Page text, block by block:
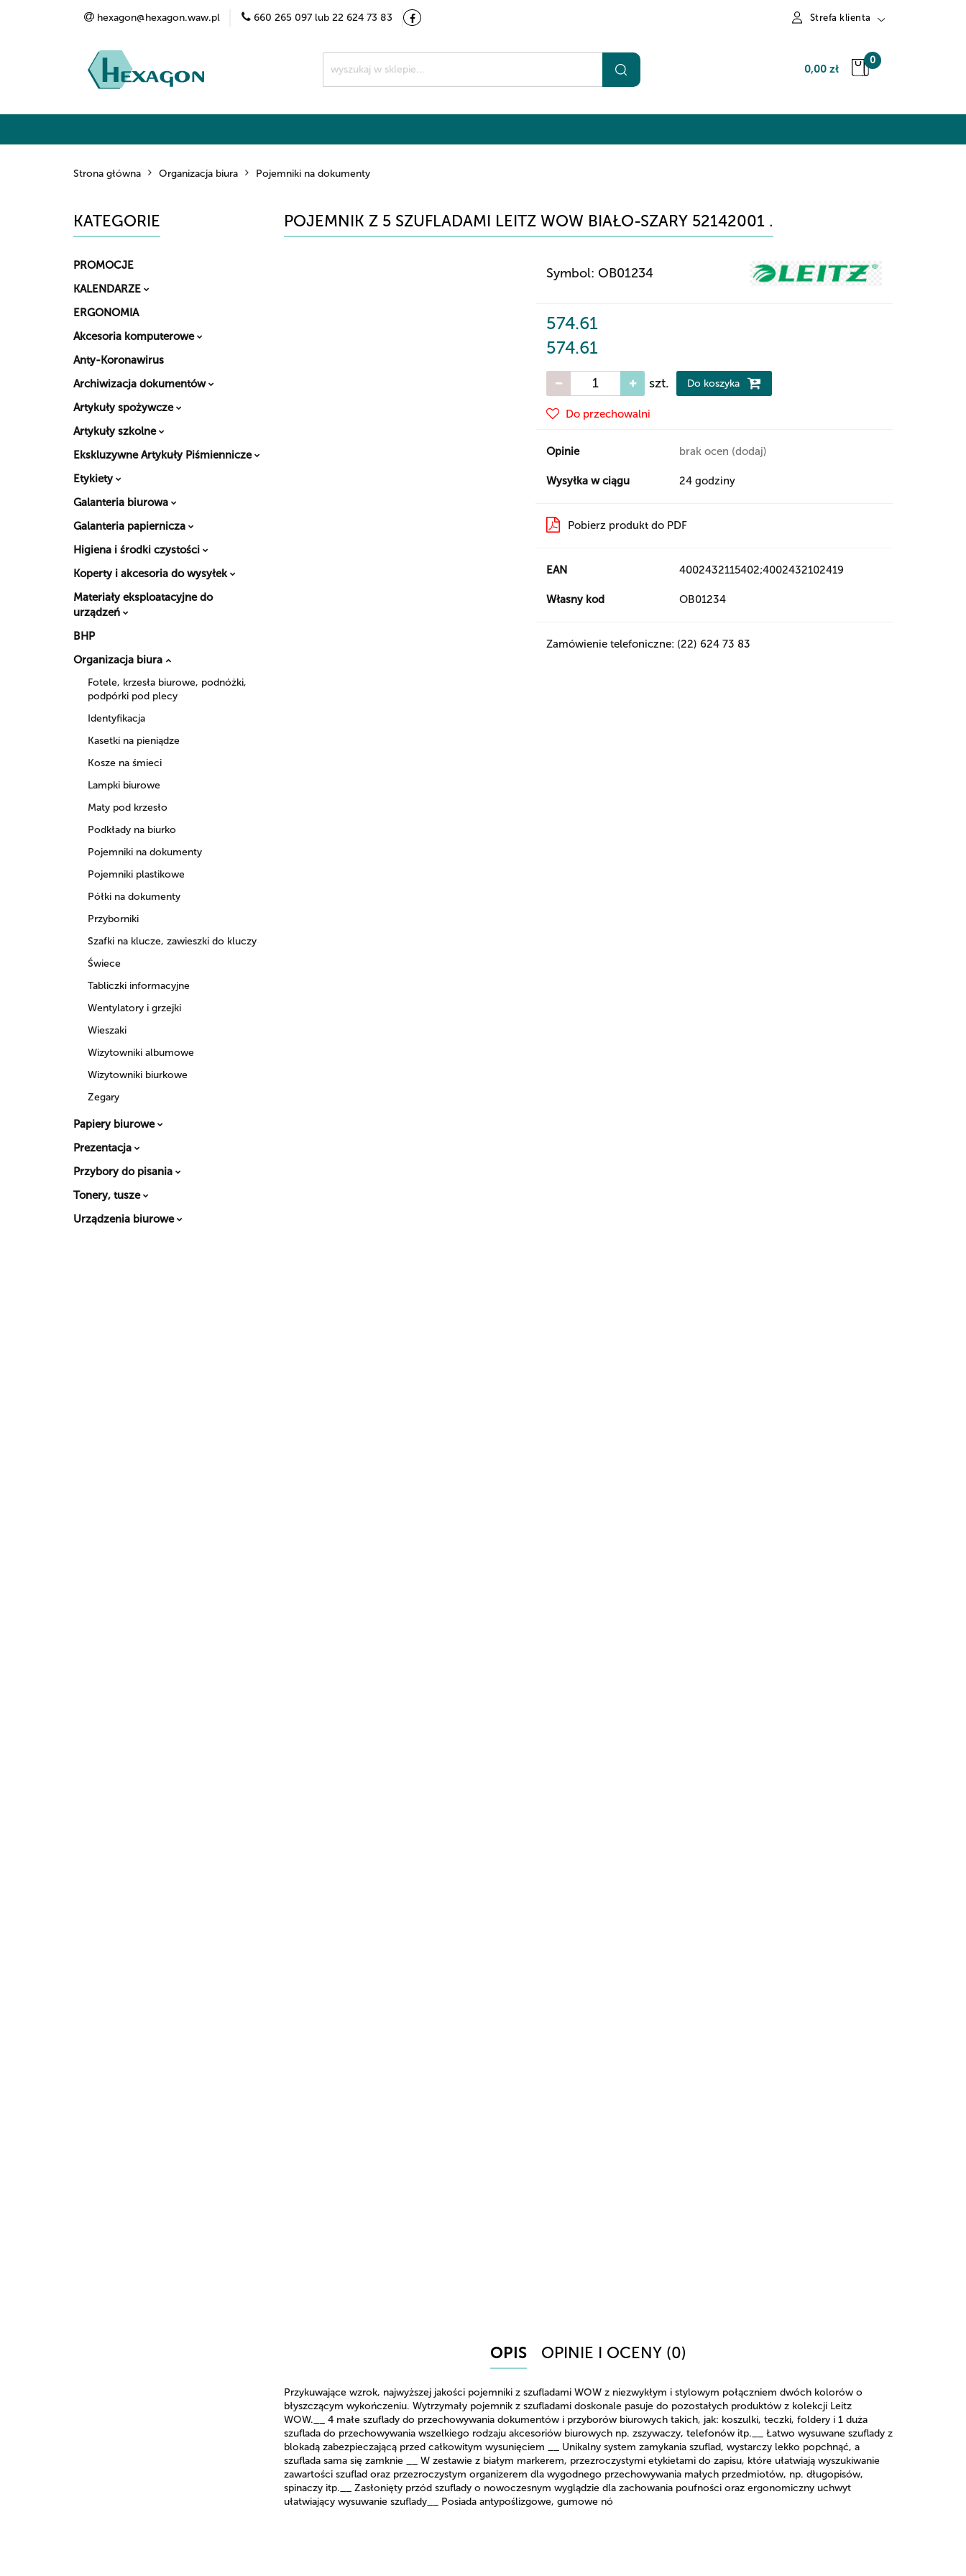
hexagon@hexagon.waw.pl 660 265 097 lub 22 624 73 83 Strefa klienta
Zaloguj się
Zarejestruj się
0,00 zł
0
Kategorie
Strona główna Organizacja biura Pojemniki na dokumenty
KATEGORIE
PROMOCJE
KALENDARZE
ERGONOMIA
Akcesoria komputerowe
Anty-Koronawirus
Archiwizacja dokumentów
Artykuły spożywcze
Artykuły szkolne
Ekskluzywne Artykuły Piśmiennicze
Etykiety
Galanteria biurowa
Galanteria papiernicza
Higiena i środki czystości
Koperty i akcesoria do wysyłek
Materiały eksploatacyjne do
urządzeń
BHP
Organizacja biura
Fotele, krzesła biurowe, podnóżki,
podpórki pod plecy
Identyfikacja
Kasetki na pieniądze
Kosze na śmieci
Lampki biurowe
Maty pod krzesło
Podkłady na biurko
Pojemniki na dokumenty
Pojemniki plastikowe
Półki na dokumenty
Przyborniki
Szafki na klucze, zawieszki do kluczy
Świece
Tabliczki informacyjne
Wentylatory i grzejki
Wieszaki
Wizytowniki albumowe
Wizytowniki biurkowe
Zegary
Papiery biurowe
Prezentacja
Przybory do pisania
Tonery, tusze
Urządzenia biurowe
POJEMNIK Z 5 SZUFLADAMI LEITZ WOW BIAŁO-SZARY 52142001 .
Symbol:OB01234
574.61
574.61
szt. Do koszyka
Do przechowalni
Opinie brak ocen (dodaj)
Wysyłka w ciągu 24 godziny
Pobierz produkt do PDF
EAN 4002432115402;4002432102419
Własny kod OB01234
Zamówienie telefoniczne: (22) 624 73 83
OPIS OPINIE I OCENY (0)
Przykuwające wzrok, najwyższej jakości pojemniki z szufladami WOW z niezwykłym i stylowym połączniem dwóch kolorów o
błyszczącym wykończeniu. Wytrzymały pojemnik z szufladami doskonale pasuje do pozostałych produktów z kolekcji Leitz
WOW.__ 4 małe szuflady do przechowywania dokumentów i przyborów biurowych takich, jak: koszulki, teczki, foldery i 1 duża
szuflada do przechowywania wszelkiego rodzaju akcesoriów biurowych np. zszywaczy, telefonów itp.__ Łatwo wysuwane szuflady z
blokadą zabezpieczającą przed całkowitym wysunięciem __ Unikalny system zamykania szuflad, wystarczy lekko popchnąć, a
szuflada sama się zamknie __ W zestawie z białym markerem, przezroczystymi etykietami do zapisu, które ułatwiają wyszukiwanie
zawartości szuflad oraz przezroczystym organizerem dla wygodnego przechowywania małych przedmiotów, np. długopisów,
spinaczy itp.__ Zasłonięty przód szuflady o nowoczesnym wyglądzie dla zachowania poufności oraz ergonomiczny uchwyt
ułatwiający wysuwanie szuflady__ Posiada antypoślizgowe, gumowe nó